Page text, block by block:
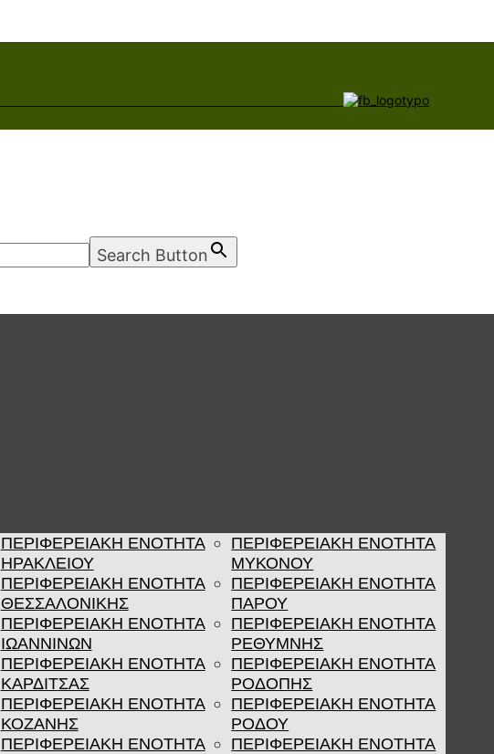
Search Button
ΠΕΡΙΦΕΡΕΙΑΚΗ ΕΝΟΤΗΤΑ
ΗΡΑΚΛΕΙΟΥ
ΠΕΡΙΦΕΡΕΙΑΚΗ ΕΝΟΤΗΤΑ
ΘΕΣΣΑΛΟΝΙΚΗΣ
ΠΕΡΙΦΕΡΕΙΑΚΗ ΕΝΟΤΗΤΑ
ΙΩΑΝΝΙΝΩΝ
ΠΕΡΙΦΕΡΕΙΑΚΗ ΕΝΟΤΗΤΑ
ΚΑΡΔΙΤΣΑΣ
ΠΕΡΙΦΕΡΕΙΑΚΗ ΕΝΟΤΗΤΑ
ΚΟΖΑΝΗΣ
ΠΕΡΙΦΕΡΕΙΑΚΗ ΕΝΟΤΗΤΑ
ΠΕΡΙΦΕΡΕΙΑΚΗ ΕΝΟΤΗΤΑ
ΜΥΚΟΝΟΥ
ΠΕΡΙΦΕΡΕΙΑΚΗ ΕΝΟΤΗΤΑ
ΠΑΡΟΥ
ΠΕΡΙΦΕΡΕΙΑΚΗ ΕΝΟΤΗΤΑ
ΡΕΘΥΜΝΗΣ
ΠΕΡΙΦΕΡΕΙΑΚΗ ΕΝΟΤΗΤΑ
ΡΟΔΟΠΗΣ
ΠΕΡΙΦΕΡΕΙΑΚΗ ΕΝΟΤΗΤΑ
ΡΟΔΟΥ
ΠΕΡΙΦΕΡΕΙΑΚΗ ΕΝΟΤΗΤΑ